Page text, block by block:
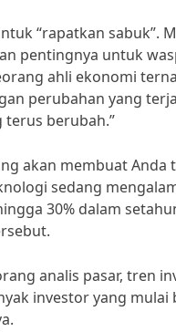
“rapatkan sabuk”.
pentingnya untuk
ahli ekonomi
perubahan yang
berubah.”
akan membuat
sedang
30% dalam
analis pasar, tren
investor yang